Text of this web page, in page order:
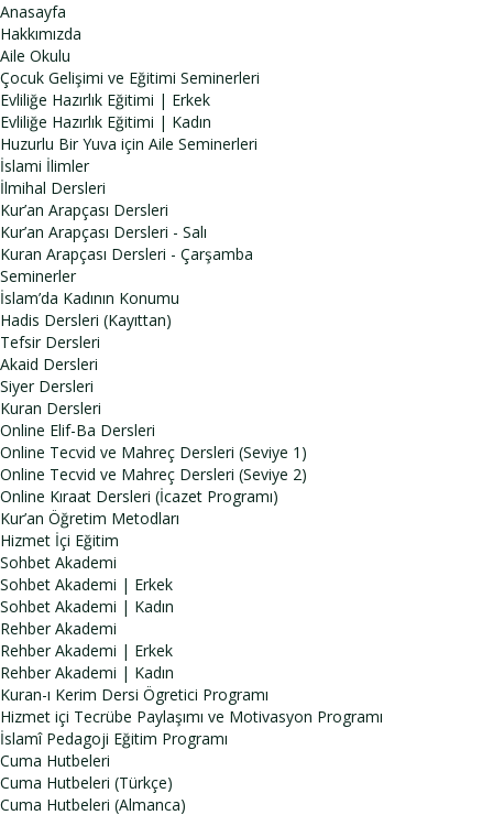
Anasayfa
Hakkımızda
Aile Okulu
Çocuk Gelişimi ve Eğitimi Seminerleri
Evliliğe Hazırlık Eğitimi | Erkek
Evliliğe Hazırlık Eğitimi | Kadın
Huzurlu Bir Yuva için Aile Seminerleri
İslami İlimler
İlmihal Dersleri
Kur’an Arapçası Dersleri
Kur’an Arapçası Dersleri - Salı
Kuran Arapçası Dersleri - Çarşamba
Seminerler
İslam’da Kadının Konumu
Hadis Dersleri (Kayıttan)
Tefsir Dersleri
Akaid Dersleri
Siyer Dersleri
Kuran Dersleri
Online Elif-Ba Dersleri
Online Tecvid ve Mahreç Dersleri (Seviye 1)
Online Tecvid ve Mahreç Dersleri (Seviye 2)
Online Kıraat Dersleri (İcazet Programı)
Kur’an Öğretim Metodları
Hizmet İçi Eğitim
Sohbet Akademi
Sohbet Akademi | Erkek
Sohbet Akademi | Kadın
Rehber Akademi
Rehber Akademi | Erkek
Rehber Akademi | Kadın
Kuran-ı Kerim Dersi Ögretici Programı
Hizmet içi Tecrübe Paylaşımı ve Motivasyon Programı
İslamî Pedagoji Eğitim Programı
Cuma Hutbeleri
Cuma Hutbeleri (Türkçe)
Cuma Hutbeleri (Almanca)